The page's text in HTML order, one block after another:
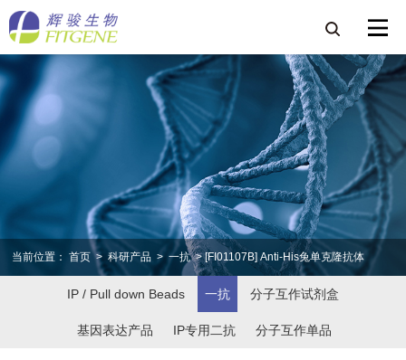
当前位置： 首页 > 科研产品 > 一抗 > [FI01107B] Anti-His兔单克隆抗体
IP / Pull down Beads 一抗 分子互作试剂盒
基因表达产品 IP专用二抗 分子互作单品